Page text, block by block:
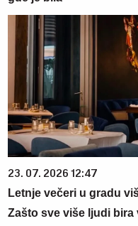
23. 07. 2026 12:47
Letnje večeri u gradu
Zašto sve više ljudi